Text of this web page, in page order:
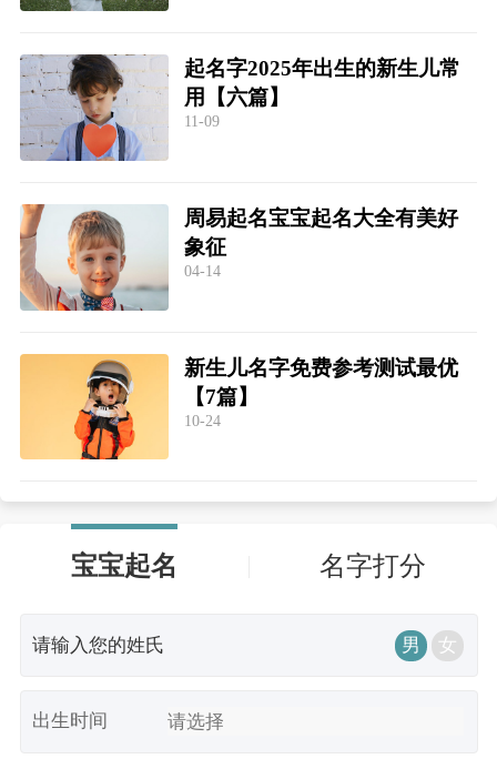
起名字2025年出生的新生儿常
用【六篇】
11-09
周易起名宝宝起名大全有美好
象征
04-14
新生儿名字免费参考测试最优
【7篇】
10-24
宝宝起名 名字打分
男 女
出生时间